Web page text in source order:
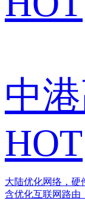
中
HOT
大陆优化网络，硬
含优化互联网路由